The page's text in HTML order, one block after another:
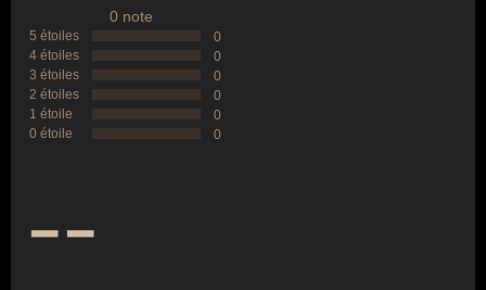
0 note
5 étoiles
0
4 étoiles
0
3 étoiles
0
2 étoiles
0
1 étoile
0
0 étoile
0
--